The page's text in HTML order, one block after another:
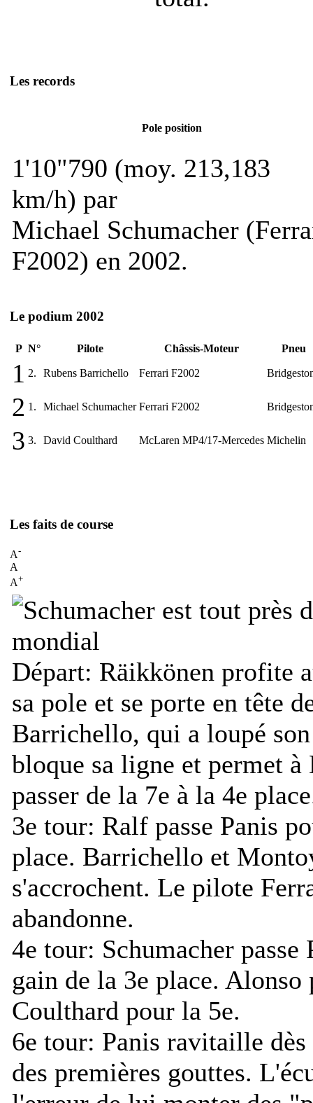
Les records
Pole position
1'10"790 (moy. 213,183
km/h) par
Michael Schumacher
F2002) en 2002.
Le podium 2002
P N° Pilote Châssis-Moteur Pneu
1 2. Rubens Barrichello Ferrari F2002
2 1. Michael Schumacher Ferrari F2002
3 3. David Coulthard McLaren MP4/17-Mercedes Michelin
Les faits de course
A-
A
A+
Départ: Räikkönen profite
sa pole et se porte en tête
Barrichello, qui a loupé
bloque sa ligne et permet
passer de la 7e à la 4e
3e tour: Ralf passe Panis
place. Barrichello et
s'accrochent. Le pilote
abandonne.
4e tour: Schumacher passe
gain de la 3e place. Alonso
Coulthard pour la 5e.
6e tour: Panis ravitaille
des premières gouttes.